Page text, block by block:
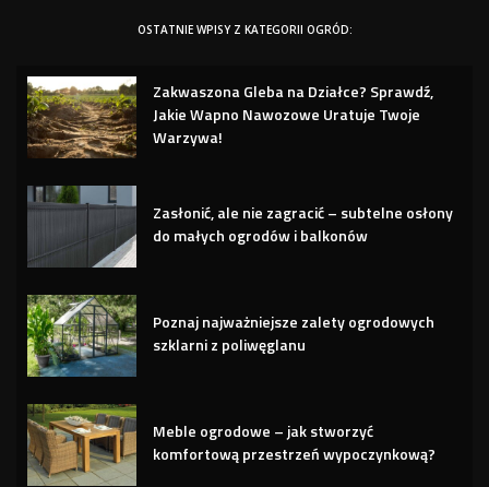
OSTATNIE WPISY Z KATEGORII OGRÓD:
Zakwaszona Gleba na Działce? Sprawdź,
Jakie Wapno Nawozowe Uratuje Twoje
Warzywa!
Zasłonić, ale nie zagracić – subtelne osłony
do małych ogrodów i balkonów
Poznaj najważniejsze zalety ogrodowych
szklarni z poliwęglanu
Meble ogrodowe – jak stworzyć
komfortową przestrzeń wypoczynkową?